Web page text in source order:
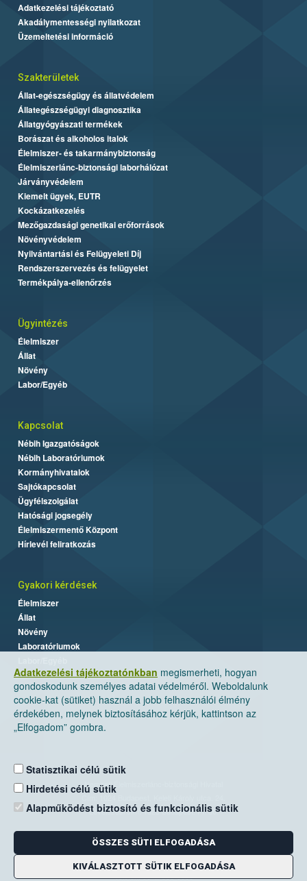
Adatkezelési tájékoztatónkban megismerheti, hogyan
gondoskodunk személyes adatai védelméről. Weboldalunk
cookie-kat (sütiket) használ a jobb felhasználói élmény
érdekében, melynek biztosításához kérjük, kattintson az
„Elfogadom” gombra.
Statisztikai célú sütik
Hirdetési célú sütik
Alapműködést biztosító és funkcionális sütik
ÖSSZES SÜTI ELFOGADÁSA
KIVÁLASZTOTT SÜTIK ELFOGADÁSA
Adatkezelési tájékoztató
Akadálymentességi nyilatkozat
Üzemeltetési információ
Szakterületek
Állat-egészségügy és állatvédelem
Állategészségügyi diagnosztika
Állatgyógyászati termékek
Borászat és alkoholos italok
Élelmiszer- és takarmánybiztonság
Élelmiszerlánc-biztonsági laborhálózat
Járványvédelem
Kiemelt ügyek, EUTR
Kockázatkezelés
Mezőgazdasági genetikai erőforrások
Növényvédelem
Nyilvántartási és Felügyeleti Díj
Rendszerszervezés és felügyelet
Termékpálya-ellenőrzés
Ügyintézés
Élelmiszer
Állat
Növény
Labor/Egyéb
Kapcsolat
Nébih Igazgatóságok
Nébih Laboratóriumok
Kormányhivatalok
Sajtókapcsolat
Ügyfélszolgálat
Hatósági jogsegély
Élelmiszermentő Központ
Hírlevél feliratkozás
Gyakori kérdések
Élelmiszer
Állat
Növény
Laboratóriumok
Nemzeti Élelmiszerlánc-biztonsági Hivatal
Levelezési cím: 1525 Budapest. Pf. 30.
E-mail:ugyfelszolgalat@nebih.gov.hu
Zöld szám: 06-80/263-244
Telefon: 06-1/ 336-9000